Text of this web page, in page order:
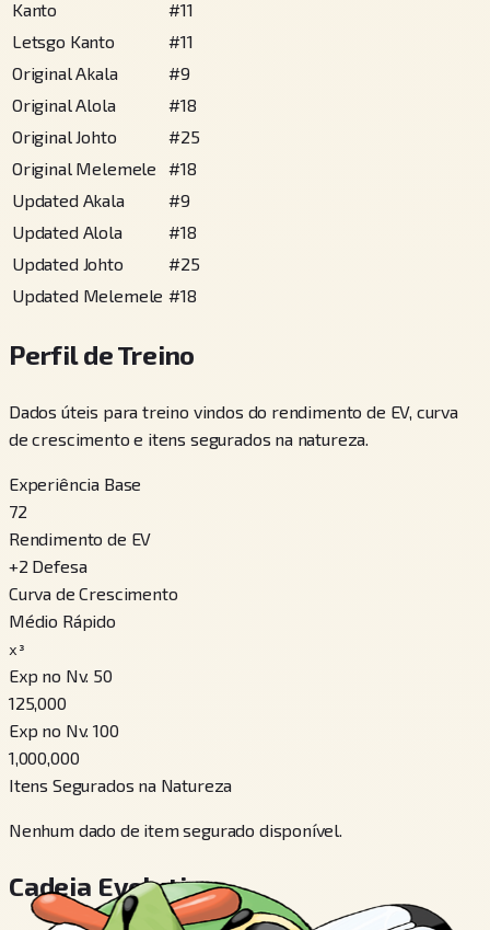
Kanto #11
Letsgo Kanto
#11
Original Akala
#9
Original Alola
#18
Original Johto
#25
Original Melemele
#18
Updated Akala
#9
Updated Alola
#18
Updated Johto
#25
Updated Melemele #18
Perfil de Treino
Dados úteis para treino vindos do rendimento de EV, curva
de crescimento e itens segurados na natureza.
Experiência Base
72
Rendimento de EV
+2 Defesa
Curva de Crescimento
Médio Rápido
x³
Exp no Nv. 50
125,000
Exp no Nv. 100
1,000,000
Itens Segurados na Natureza
Nenhum dado de item segurado disponível.
Cadeia Evolutiva